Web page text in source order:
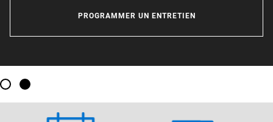
PROGRAMMER UN ENTRETIEN
1 2